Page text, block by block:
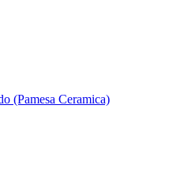
(Pamesa Ceramica)